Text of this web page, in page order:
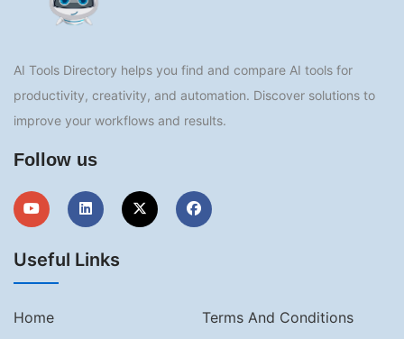
AI Tools Directory helps you find and compare AI tools for
productivity, creativity, and automation. Discover solutions to
improve your workflows and results.
Follow us
Useful Links
Home
Terms And Conditions